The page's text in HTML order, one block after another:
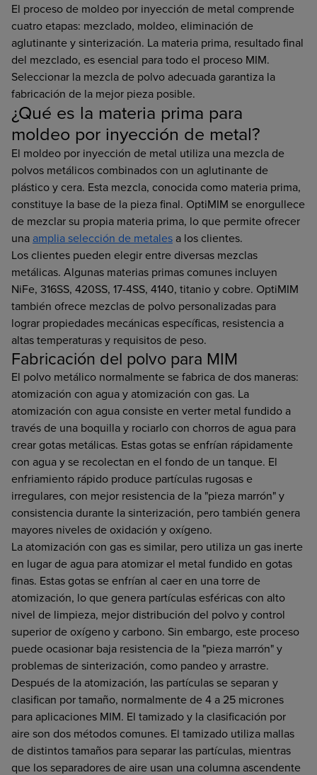
El proceso de moldeo por inyección de metal comprende
cuatro etapas: mezclado, moldeo, eliminación de
aglutinante y sinterización. La materia prima, resultado final
del mezclado, es esencial para todo el proceso MIM.
Seleccionar la mezcla de polvo adecuada garantiza la
fabricación de la mejor pieza posible.
¿Qué es la materia prima para
moldeo por inyección de metal?
El moldeo por inyección de metal utiliza una mezcla de
polvos metálicos combinados con un aglutinante de
plástico y cera. Esta mezcla, conocida como materia prima,
constituye la base de la pieza final. OptiMIM se enorgullece
de mezclar su propia materia prima, lo que permite ofrecer
una amplia selección de metales a los clientes.
Los clientes pueden elegir entre diversas mezclas
metálicas. Algunas materias primas comunes incluyen
NiFe, 316SS, 420SS, 17-4SS, 4140, titanio y cobre. OptiMIM
también ofrece mezclas de polvo personalizadas para
lograr propiedades mecánicas específicas, resistencia a
altas temperaturas y requisitos de peso.
Fabricación del polvo para MIM
El polvo metálico normalmente se fabrica de dos maneras:
atomización con agua y atomización con gas. La
atomización con agua consiste en verter metal fundido a
través de una boquilla y rociarlo con chorros de agua para
crear gotas metálicas. Estas gotas se enfrían rápidamente
con agua y se recolectan en el fondo de un tanque. El
enfriamiento rápido produce partículas rugosas e
irregulares, con mejor resistencia de la "pieza marrón" y
consistencia durante la sinterización, pero también genera
mayores niveles de oxidación y oxígeno.
La atomización con gas es similar, pero utiliza un gas inerte
en lugar de agua para atomizar el metal fundido en gotas
finas. Estas gotas se enfrían al caer en una torre de
atomización, lo que genera partículas esféricas con alto
nivel de limpieza, mejor distribución del polvo y control
superior de oxígeno y carbono. Sin embargo, este proceso
puede ocasionar baja resistencia de la "pieza marrón" y
problemas de sinterización, como pandeo y arrastre.
Después de la atomización, las partículas se separan y
clasifican por tamaño, normalmente de 4 a 25 micrones
para aplicaciones MIM. El tamizado y la clasificación por
aire son dos métodos comunes. El tamizado utiliza mallas
de distintos tamaños para separar las partículas, mientras
que los separadores de aire usan una columna ascendente